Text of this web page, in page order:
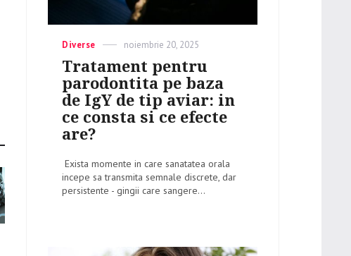
Categories
Diverse
Posted
noiembrie 20, 2025
Tratament pentru
parodontita pe baza
de IgY de tip aviar: in
ce consta si ce efecte
are?
Exista momente in care sanatatea orala
incepe sa transmita semnale discrete, dar
persistente - gingii care sangere...